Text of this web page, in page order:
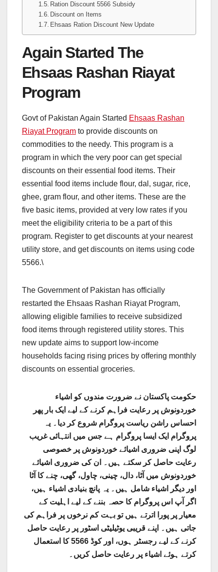
Ration Discount 5566 Subsidy
Discount on Items
Ehsaas Ration Discount New Update
Again Started The
Ehsaas Rashan Riayat
Program
Govt of Pakistan Again Started Ehsaas Rashan
Riayat Program to provide discounts on
commodities to the needy. This program is a
program in which the very poor can get special
discounts on their essential food items. Their
essential food items include flour, dal, sugar, rice,
ghee, gram flour, and other items. These are the
five basic items, provided at very low rates if you
meet the eligibility criteria to be a part of this
program. Register to get discounts at your nearest
utility store, and get discounts on items using code
5566.\
The Government of Pakistan has officially
restarted the Ehsaas Rashan Riayat Program,
allowing eligible families to receive subsidized
food items through registered utility stores. This
new update aims to support low-income
households facing rising prices by offering monthly
discounts on essential groceries.
حکومت پاکستان نے ضرورت مندوں کو اشیاء
خوردونوش پر رعایت فراہم کرنے کے لیے ایک بار پھر
احساس راشن ریاست پروگرام شروع کر دیا۔ یہ
پروگرام ایک ایسا پروگرام ہے جس میں انتہائی غریب
لوگ اپنی ضروری اشیائے خوردونوش پر خصوصی
رعایت حاصل کر سکتے ہیں۔ ان کی ضروری اشیائے
خوردونوش میں آٹا، دال، چینی، چاول، گھی، چنے کا آٹا
اور دیگر اشیاء شامل ہیں۔ یہ پانچ بنیادی اشیاء ہیں،
اگر آپ اس پروگرام کا حصہ بننے کے لیے اہلیت کے
معیار پر پورا اترتے ہیں تو بہت کم نرخوں پر فراہم کی
جاتی ہیں۔ اپنے قریبی یوٹیلیٹی اسٹور پر رعایت حاصل
کرنے کے لیے رجسٹر ہوں، اور کوڈ 5566 کا استعمال
کرتے ہوئے اشیاء پر رعایت حاصل کریں۔